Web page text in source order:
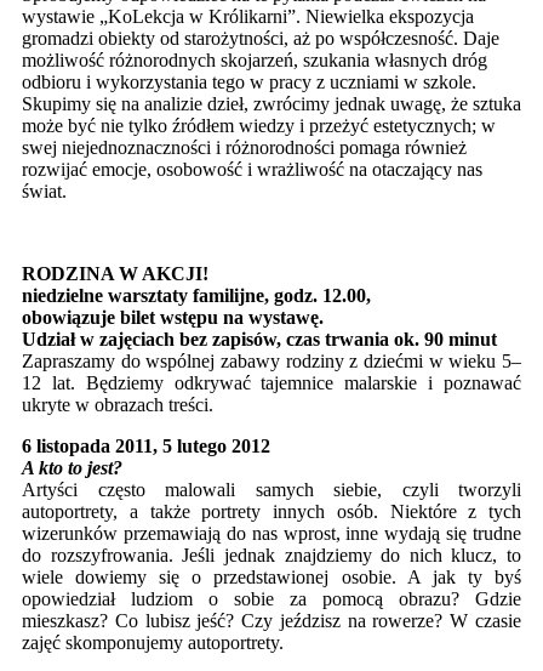
wystawie „KoLekcja w Królikarni”. Niewielka ekspozycja
gromadzi obiekty od starożytności, aż po współczesność. Daje
możliwość różnorodnych skojarzeń, szukania własnych dróg
odbioru i wykorzystania tego w pracy z uczniami w szkole.
Skupimy się na analizie dzieł, zwrócimy jednak uwagę, że sztuka
może być nie tylko źródłem wiedzy i przeżyć estetycznych; w
swej niejednoznaczności i różnorodności pomaga również
rozwijać emocje, osobowość i wrażliwość na otaczający nas
świat.
RODZINA W AKCJI!
niedzielne warsztaty familijne, godz. 12.00,
obowiązuje bilet wstępu na wystawę.
Udział w zajęciach bez zapisów, czas trwania ok. 90 minut
Zapraszamy do wspólnej zabawy rodziny z dziećmi w wieku 5–
12 lat. Będziemy odkrywać tajemnice malarskie i poznawać
ukryte w obrazach treści.
6 listopada 2011, 5 lutego 2012
A kto to jest?
Artyści często malowali samych siebie, czyli tworzyli
autoportrety, a także portrety innych osób. Niektóre z tych
wizerunków przemawiają do nas wprost, inne wydają się trudne
do rozszyfrowania. Jeśli jednak znajdziemy do nich klucz, to
wiele dowiemy się o przedstawionej osobie. A jak ty byś
opowiedział ludziom o sobie za pomocą obrazu? Gdzie
mieszkasz? Co lubisz jeść? Czy jeździsz na rowerze? W czasie
zajęć skomponujemy autoportrety.